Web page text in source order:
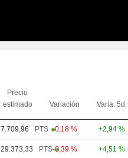
Precio
estimado
Variación Varia. 5d.
7.709,96 PTS -0,18 % +2,94 %
29.373,33 PTS-0,39 % +4,51 %